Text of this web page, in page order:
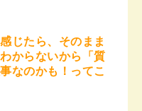
じたら、そのまま
からないから「質
なのかも！ってこ